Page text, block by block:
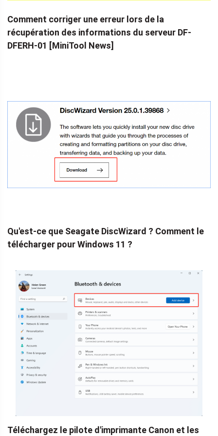
Comment corriger une erreur lors de la
récupération des informations du serveur DF-
DFERH-01 [MiniTool News]
Qu'est-ce que Seagate DiscWizard ? Comment le
télécharger pour Windows 11 ?
Téléchargez le pilote d'imprimante Canon et les